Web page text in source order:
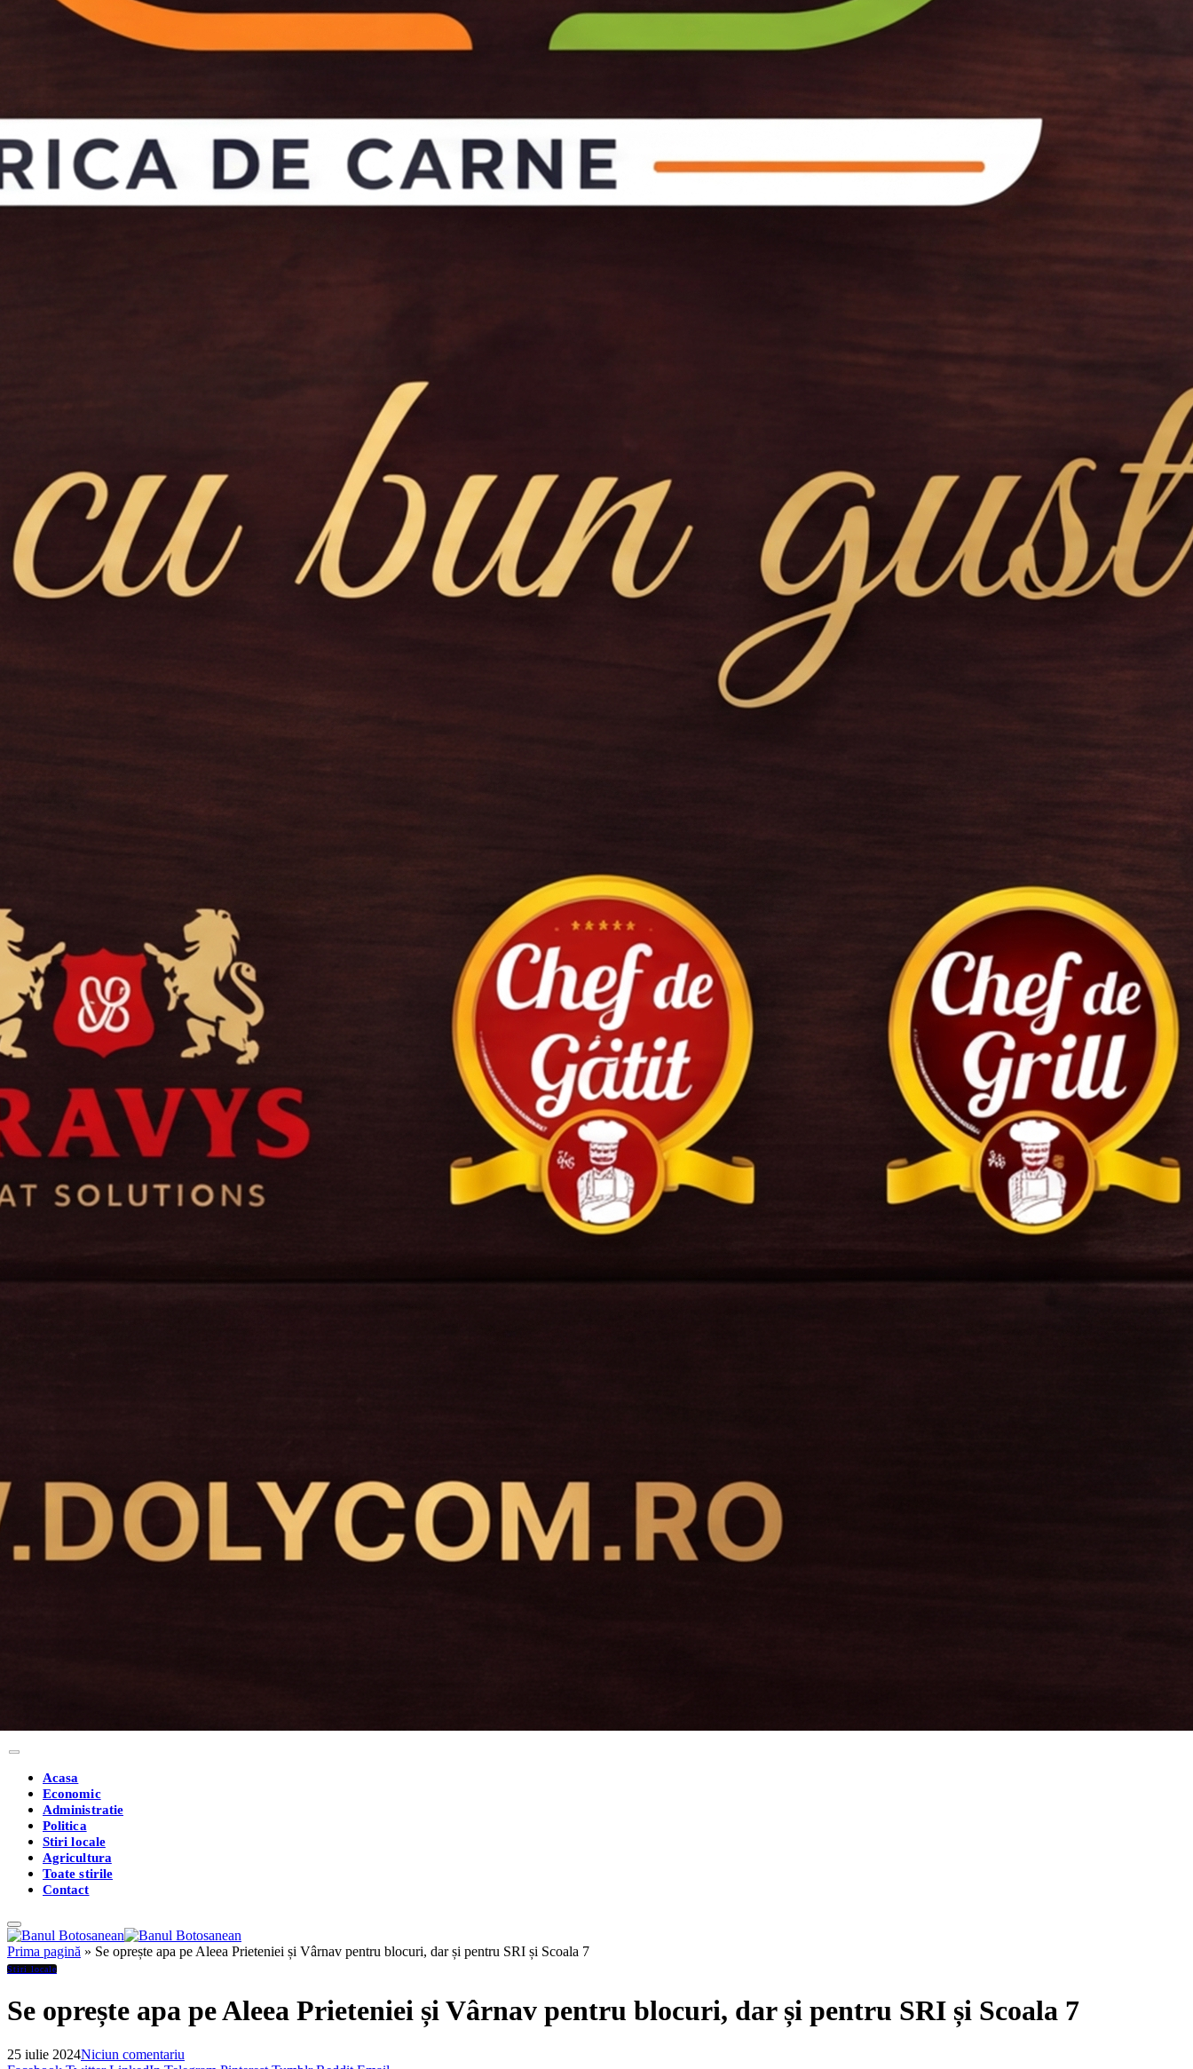
Acasa
Economic
Administratie
Politica
Stiri locale
Agricultura
Toate stirile
Contact
Prima pagină » Se oprește apa pe Aleea Prieteniei și Vârnav pentru blocuri, dar și pentru SRI și Scoala 7
Stiri locale
Se oprește apa pe Aleea Prieteniei și Vârnav pentru blocuri, dar și pentru SRI și Scoala 7
25 iulie 2024Niciun comentariu